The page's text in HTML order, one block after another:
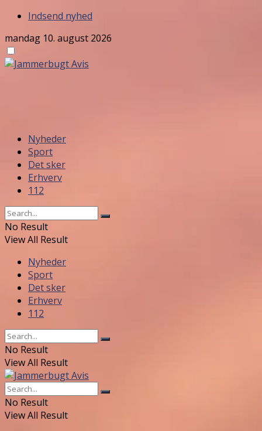
Indsend nyhed
mandag 10. august 2026
Nyheder
Sport
Det sker
Erhverv
112
No Result
View All Result
Nyheder
Sport
Det sker
Erhverv
112
No Result
View All Result
No Result
View All Result